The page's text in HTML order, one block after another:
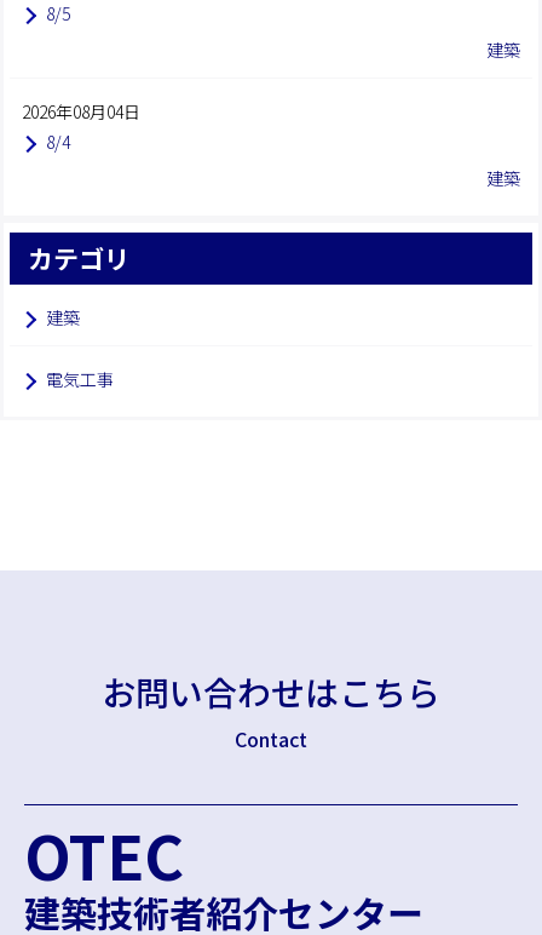
8/5
建築
2026年08月04日
8/4
建築
カテゴリ
建築
電気工事
お問い合わせはこちら
Contact
OTEC
建築技術者紹介センター